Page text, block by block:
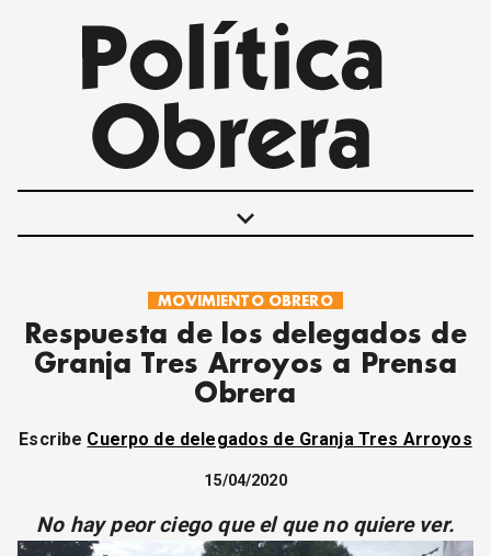
keyboard_arrow_down
POLÍTICAS
INTERNACIONALES
MOVIMIENTO OBRERO
MUJER
SOCIEDAD Y CULTURA
JUVENTUD
DEBATE
MOVIMIENTO OBRERO
Respuesta de los delegados de
Granja Tres Arroyos a Prensa
Obrera
Escribe Cuerpo de delegados de Granja Tres Arroyos
15/04/2020
No hay peor ciego que el que no quiere ver.